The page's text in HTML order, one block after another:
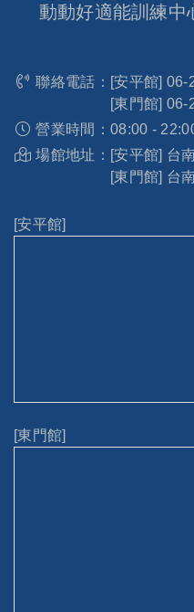
動動好適能訓練中
聯絡電話： [安平館] 06-
[東門館] 06-
營業時間： 08:00 -
場館地址： [安平館] 台
[東門館] 台
[安平館]
[東門館]